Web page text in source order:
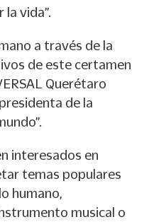
vida”.
a través de la
de este certamen
Querétaro
de la
interesados en
temas populares
humano,
musical o